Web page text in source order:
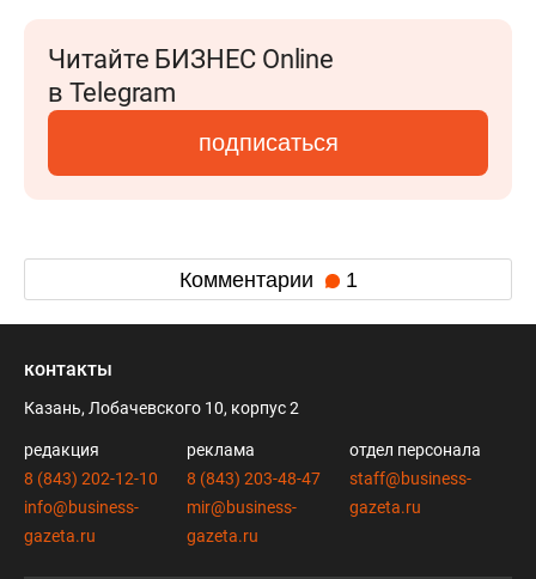
Читайте БИЗНЕС Online
в Telegram
подписаться
Комментарии 1
контакты
Казань, Лобачевского 10, корпус 2
редакция
8 (843) 202-12-10
info@business-
gazeta.ru
реклама
8 (843) 203-48-47
mir@business-
gazeta.ru
отдел персонала
staff@business-
gazeta.ru